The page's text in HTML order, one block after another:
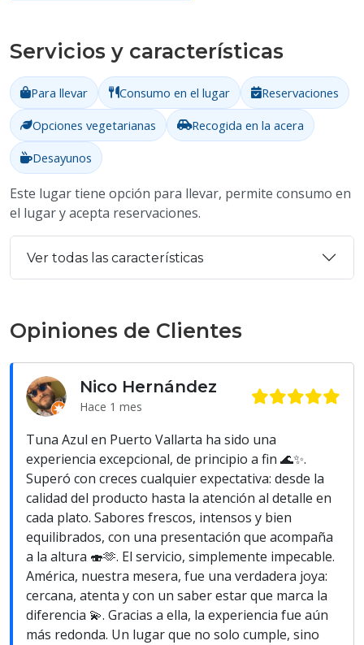
Servicios y características
Para llevar Consumo en el lugar
Reservaciones
Opciones vegetarianas
Recogida en la acera
Desayunos
Este lugar tiene opción para llevar, permite consumo en
el lugar y acepta reservaciones.
Ver todas las características
Opiniones de Clientes
Nico Hernández
Hace 1 mes
Tuna Azul en Puerto Vallarta ha sido una
experiencia excepcional, de principio a fin 🌊✨.
Superó con creces cualquier expectativa: desde la
calidad del producto hasta la atención al detalle en
cada plato. Sabores frescos, intensos y bien
equilibrados, con una presentación que acompaña
a la altura 🍣🫶. El servicio, simplemente impecable.
América, nuestra mesera, fue una verdadera joya:
cercana, atenta y con un saber estar que marca la
diferencia 💫. Gracias a ella, la experiencia fue aún
más redonda. Un lugar que no solo cumple, sino